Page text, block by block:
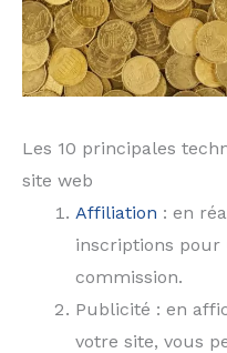
Les 10 principales
site web
Affiliation : en
inscriptions pour
commission.
Publicité : en
votre site, vous